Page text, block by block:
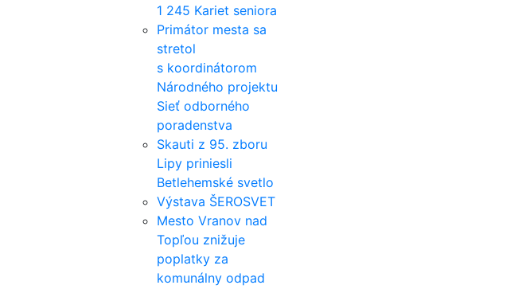
1 245 Kariet seniora
Primátor mesta sa
stretol
s koordinátorom
Národného projektu
Sieť odborného
poradenstva
Skauti z 95. zboru
Lipy priniesli
Betlehemské svetlo
Výstava ŠEROSVET
Mesto Vranov nad
Topľou znižuje
poplatky za
komunálny odpad